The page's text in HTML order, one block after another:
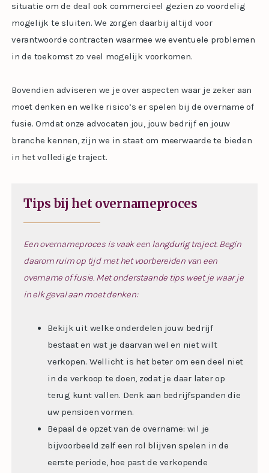
situatie om de deal ook commercieel gezien zo voordelig
mogelijk te sluiten. We zorgen daarbij altijd voor
verantwoorde contracten waarmee we eventuele problemen
in de toekomst zo veel mogelijk voorkomen.
Bovendien adviseren we je over aspecten waar je zeker aan
moet denken en welke risico’s er spelen bij de overname of
fusie. Omdat onze advocaten jou, jouw bedrijf en jouw
branche kennen, zijn we in staat om meerwaarde te bieden
in het volledige traject.
Tips bij het overnameproces
Een overnameproces is vaak een langdurig traject. Begin
daarom ruim op tijd met het voorbereiden van een
overname of fusie. Met onderstaande tips weet je waar je
in elk geval aan moet denken:
Bekijk uit welke onderdelen jouw bedrijf
bestaat en wat je daarvan wel en niet wilt
verkopen. Wellicht is het beter om een deel niet
in de verkoop te doen, zodat je daar later op
terug kunt vallen. Denk aan bedrijfspanden die
uw pensioen vormen.
Bepaal de opzet van de overname: wil je
bijvoorbeeld zelf een rol blijven spelen in de
eerste periode, hoe past de verkopende